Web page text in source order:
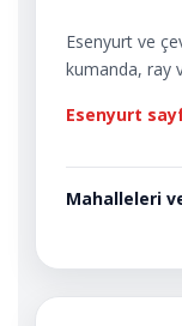
Esenyurt ve
kumanda, ray
Esenyurt
Mahalleleri